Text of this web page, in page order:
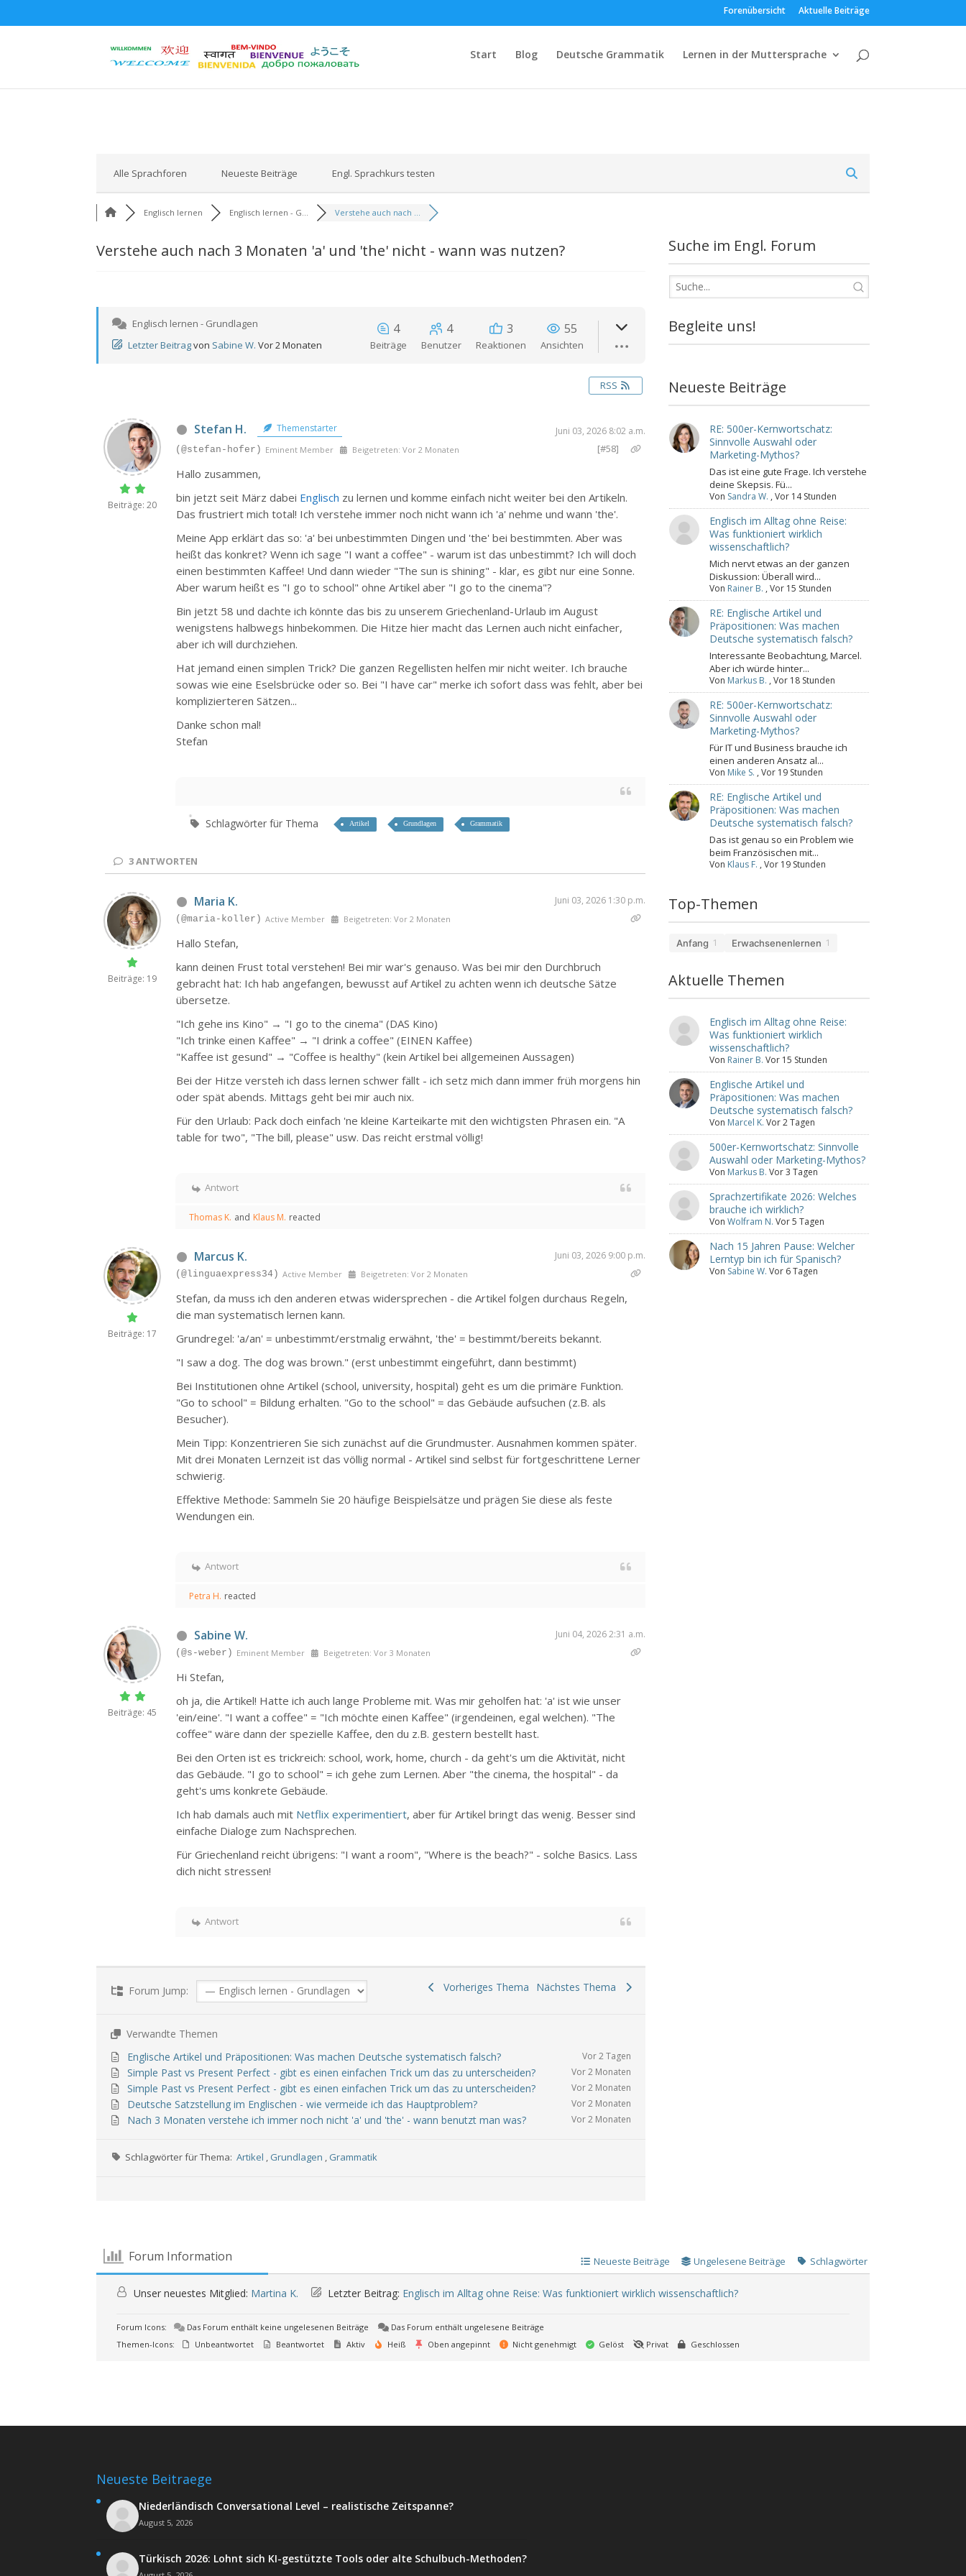
Forenübersicht Aktuelle Beiträge
Start Blog Deutsche Grammatik Lernen in der Muttersprache
Alle Sprachforen Neueste Beiträge Engl. Sprachkurs testen
Englisch lernen Englisch lernen - G... Verstehe auch nach ...
Verstehe auch nach 3 Monaten 'a' und 'the' nicht - wann was nutzen?
Englisch lernen - Grundlagen
Letzter Beitragvon Sabine W. Vor 2 Monaten
4
Beiträge
4
Benutzer
3
Reaktionen
55
Ansichten
RSS
Beiträge: 20
Stefan H. Themenstarter Juni 03, 2026 8:02 a.m.
(@stefan-hofer) Eminent Member Beigetreten: Vor 2 Monaten [#58]
Hallo zusammen,
bin jetzt seit März dabei Englisch zu lernen und komme einfach nicht weiter bei den Artikeln.
Das frustriert mich total! Ich verstehe immer noch nicht wann ich 'a' nehme und wann 'the'.
Meine App erklärt das so: 'a' bei unbestimmten Dingen und 'the' bei bestimmten. Aber was
heißt das konkret? Wenn ich sage "I want a coffee" - warum ist das unbestimmt? Ich will doch
einen bestimmten Kaffee! Und dann wieder "The sun is shining" - klar, es gibt nur eine Sonne.
Aber warum heißt es "I go to school" ohne Artikel aber "I go to the cinema"?
Bin jetzt 58 und dachte ich könnte das bis zu unserem Griechenland-Urlaub im August
wenigstens halbwegs hinbekommen. Die Hitze hier macht das Lernen auch nicht einfacher,
aber ich will durchziehen.
Hat jemand einen simplen Trick? Die ganzen Regellisten helfen mir nicht weiter. Ich brauche
sowas wie eine Eselsbrücke oder so. Bei "I have car" merke ich sofort dass was fehlt, aber bei
komplizierteren Sätzen...
Danke schon mal!
Stefan
Schlagwörter für Thema Artikel Grundlagen Grammatik
3ANTWORTEN
Beiträge: 19
Maria K. Juni 03, 2026 1:30 p.m.
(@maria-koller) Active Member Beigetreten: Vor 2 Monaten
Hallo Stefan,
kann deinen Frust total verstehen! Bei mir war's genauso. Was bei mir den Durchbruch
gebracht hat: Ich hab angefangen, bewusst auf Artikel zu achten wenn ich deutsche Sätze
übersetze.
"Ich gehe ins Kino" → "I go to the cinema" (DAS Kino)
"Ich trinke einen Kaffee" → "I drink a coffee" (EINEN Kaffee)
"Kaffee ist gesund" → "Coffee is healthy" (kein Artikel bei allgemeinen Aussagen)
Bei der Hitze versteh ich dass lernen schwer fällt - ich setz mich dann immer früh morgens hin
oder spät abends. Mittags geht bei mir auch nix.
Für den Urlaub: Pack doch einfach 'ne kleine Karteikarte mit den wichtigsten Phrasen ein. "A
table for two", "The bill, please" usw. Das reicht erstmal völlig!
Antwort
Thomas K. and Klaus M. reacted
Beiträge: 17
Marcus K. Juni 03, 2026 9:00 p.m.
(@linguaexpress34) Active Member Beigetreten: Vor 2 Monaten
Stefan, da muss ich den anderen etwas widersprechen - die Artikel folgen durchaus Regeln,
die man systematisch lernen kann.
Grundregel: 'a/an' = unbestimmt/erstmalig erwähnt, 'the' = bestimmt/bereits bekannt.
"I saw a dog. The dog was brown." (erst unbestimmt eingeführt, dann bestimmt)
Bei Institutionen ohne Artikel (school, university, hospital) geht es um die primäre Funktion.
"Go to school" = Bildung erhalten. "Go to the school" = das Gebäude aufsuchen (z.B. als
Besucher).
Mein Tipp: Konzentrieren Sie sich zunächst auf die Grundmuster. Ausnahmen kommen später.
Mit drei Monaten Lernzeit ist das völlig normal - Artikel sind selbst für fortgeschrittene Lerner
schwierig.
Effektive Methode: Sammeln Sie 20 häufige Beispielsätze und prägen Sie diese als feste
Wendungen ein.
Antwort
Petra H. reacted
Beiträge: 45
Sabine W. Juni 04, 2026 2:31 a.m.
(@s-weber) Eminent Member Beigetreten: Vor 3 Monaten
Hi Stefan,
oh ja, die Artikel! Hatte ich auch lange Probleme mit. Was mir geholfen hat: 'a' ist wie unser
'ein/eine'. "I want a coffee" = "Ich möchte einen Kaffee" (irgendeinen, egal welchen). "The
coffee" wäre dann der spezielle Kaffee, den du z.B. gestern bestellt hast.
Bei den Orten ist es trickreich: school, work, home, church - da geht's um die Aktivität, nicht
das Gebäude. "I go to school" = ich gehe zum Lernen. Aber "the cinema, the hospital" - da
geht's ums konkrete Gebäude.
Ich hab damals auch mit Netflix experimentiert, aber für Artikel bringt das wenig. Besser sind
einfache Dialoge zum Nachsprechen.
Für Griechenland reicht übrigens: "I want a room", "Where is the beach?" - solche Basics. Lass
dich nicht stressen!
Antwort
Forum Jump: Vorheriges Thema Nächstes Thema
Verwandte Themen
Englische Artikel und Präpositionen: Was machen Deutsche systematisch falsch?
Vor 2 Tagen
Simple Past vs Present Perfect - gibt es einen einfachen Trick um das zu unterscheiden? Vor 2 Monaten
Simple Past vs Present Perfect - gibt es einen einfachen Trick um das zu unterscheiden? Vor 2 Monaten
Deutsche Satzstellung im Englischen - wie vermeide ich das Hauptproblem? Vor 2 Monaten
Nach 3 Monaten verstehe ich immer noch nicht 'a' und 'the' - wann benutzt man was? Vor 2 Monaten
Schlagwörter für Thema: Artikel , Grundlagen , Grammatik
Suche im Engl. Forum
Begleite uns!
Neueste Beiträge
RE: 500er-Kernwortschatz:
Sinnvolle Auswahl oder
Marketing-Mythos?
Das ist eine gute Frage. Ich verstehe
deine Skepsis. Fü...
Von Sandra W. , Vor 14 Stunden
Englisch im Alltag ohne Reise:
Was funktioniert wirklich
wissenschaftlich?
Mich nervt etwas an der ganzen
Diskussion: Überall wird...
Von Rainer B. , Vor 15 Stunden
RE: Englische Artikel und
Präpositionen: Was machen
Deutsche systematisch falsch?
Interessante Beobachtung, Marcel.
Aber ich würde hinter...
Von Markus B. , Vor 18 Stunden
RE: 500er-Kernwortschatz:
Sinnvolle Auswahl oder
Marketing-Mythos?
Für IT und Business brauche ich
einen anderen Ansatz al...
Von Mike S. , Vor 19 Stunden
RE: Englische Artikel und
Präpositionen: Was machen
Deutsche systematisch falsch?
Das ist genau so ein Problem wie
beim Französischen mit...
Von Klaus F. , Vor 19 Stunden
Top-Themen
Anfang 1 Erwachsenenlernen 1
Aktuelle Themen
Englisch im Alltag ohne Reise:
Was funktioniert wirklich
wissenschaftlich?
Von Rainer B. Vor 15 Stunden
Englische Artikel und
Präpositionen: Was machen
Deutsche systematisch falsch?
Von Marcel K. Vor 2 Tagen
500er-Kernwortschatz: Sinnvolle
Auswahl oder Marketing-Mythos?
Von Markus B. Vor 3 Tagen
Sprachzertifikate 2026: Welches
brauche ich wirklich?
Von Wolfram N. Vor 5 Tagen
Nach 15 Jahren Pause: Welcher
Lerntyp bin ich für Spanisch?
Von Sabine W. Vor 6 Tagen
Forum Information Neueste Beiträge Ungelesene Beiträge Schlagwörter
Unser neuestes Mitglied: Martina K. Letzter Beitrag: Englisch im Alltag ohne Reise: Was funktioniert wirklich wissenschaftlich?
Forum Icons: Das Forum enthält keine ungelesenen Beiträge
Das Forum enthält ungelesene Beiträge
Themen-Icons:
Unbeantwortet Beantwortet Aktiv Heiß Oben angepinnt Nicht genehmigt Gelöst Privat Geschlossen
Neueste Beitraege
Niederländisch Conversational Level – realistische Zeitspanne?
August 5, 2026
Türkisch 2026: Lohnt sich KI-gestützte Tools oder alte Schulbuch-Methoden?